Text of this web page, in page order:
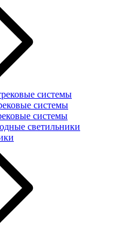
системы
системы
системы
светильники